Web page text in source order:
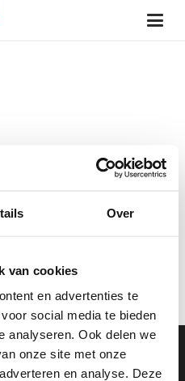
Over
van cookies
en advertenties te
social media te bieden
analyseren. Ook delen we
onze site met onze
en analyse. Deze
|Garantie|Privacy Beleid